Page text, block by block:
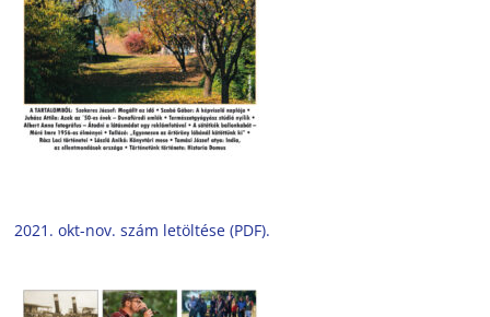
2021. okt-nov. szám letöltése (PDF).